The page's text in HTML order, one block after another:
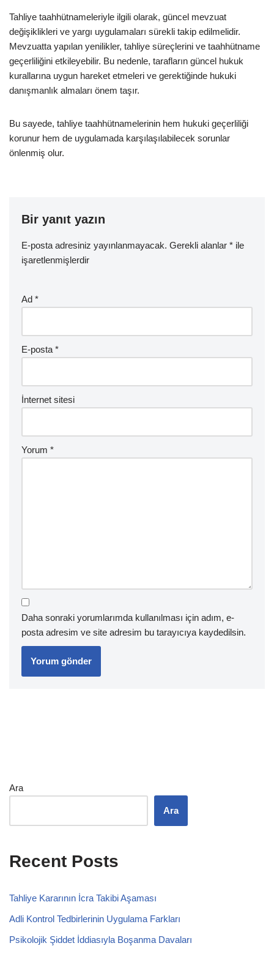
Tahliye taahhütnameleriyle ilgili olarak, güncel mevzuat
değişiklikleri ve yargı uygulamaları sürekli takip edilmelidir.
Mevzuatta yapılan yenilikler, tahliye süreçlerini ve taahhütname
geçerliliğini etkileyebilir. Bu nedenle, tarafların güncel hukuk
kurallarına uygun hareket etmeleri ve gerektiğinde hukuki
danışmanlık almaları önem taşır.
Bu sayede, tahliye taahhütnamelerinin hem hukuki geçerliliği
korunur hem de uygulamada karşılaşılabilecek sorunlar
önlenmiş olur.
Bir yanıt yazın
E-posta adresiniz yayınlanmayacak. Gerekli alanlar * ile
işaretlenmişlerdir
Ad *
E-posta *
İnternet sitesi
Yorum *
Daha sonraki yorumlarımda kullanılması için adım, e-
posta adresim ve site adresim bu tarayıcıya kaydedilsin.
Ara
Ara
Recent Posts
Tahliye Kararının İcra Takibi Aşaması
Adli Kontrol Tedbirlerinin Uygulama Farkları
Psikolojik Şiddet İddiasıyla Boşanma Davaları